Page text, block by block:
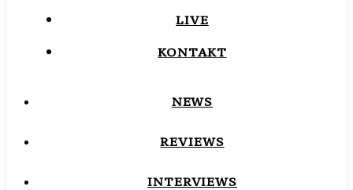
LIVE
KONTAKT
NEWS
REVIEWS
INTERVIEWS